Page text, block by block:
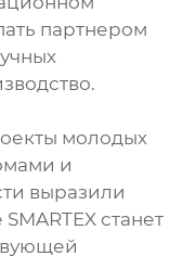
партнером
молодых
и
выразили
станет